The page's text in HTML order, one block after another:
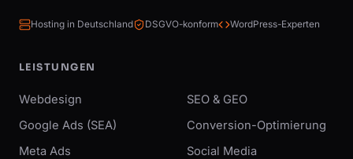
Hosting in Deutschland DSGVO-konform WordPress-Experten
LEISTUNGEN
Webdesign
SEO & GEO
Google Ads (SEA)
Conversion-Optimierung
Meta Ads
Social Media